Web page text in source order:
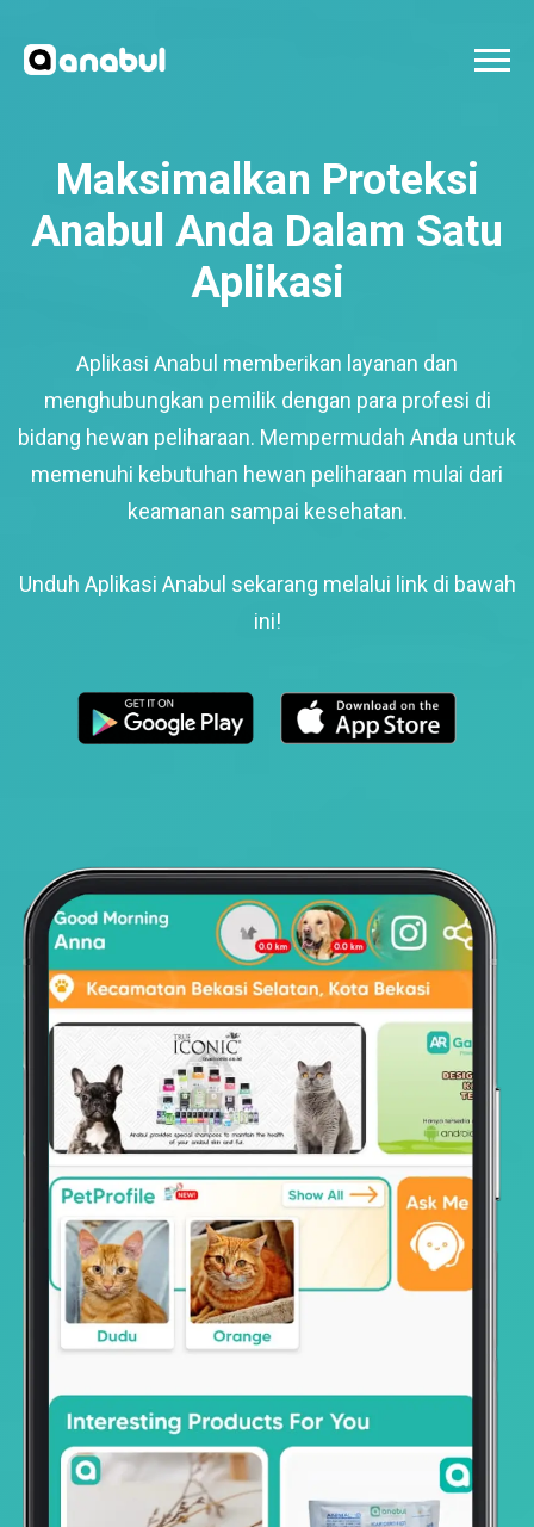
Maksimalkan Proteksi
Anabul Anda Dalam Satu
Aplikasi
Aplikasi Anabul memberikan layanan dan
menghubungkan pemilik dengan para profesi di
bidang hewan peliharaan. Mempermudah Anda untuk
memenuhi kebutuhan hewan peliharaan mulai dari
keamanan sampai kesehatan.
Unduh Aplikasi Anabul sekarang melalui link di bawah
ini!